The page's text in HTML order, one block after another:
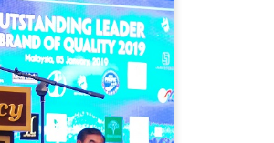
Điểm đặc biệt của bộ ảnh
sắc sảo nhưng không lạnh
nhưng đầy chủ đích giúp
khuôn hình.